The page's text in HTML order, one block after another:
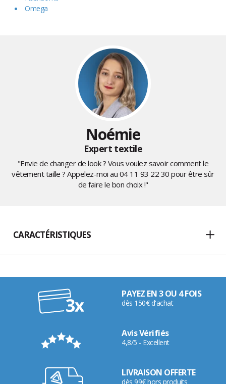
Omega
Noémie
Expert textile
"Envie de changer de look ? Vous voulez savoir comment le
vêtement taille ? Appelez-moi au 04 11 93 22 30 pour être sûr
de faire le bon choix !"
CARACTÉRISTIQUES
PAYEZ EN 3 OU 4 FOIS
dès 150€ d'achat
Avis Vérifiés
4,8/5 - Excellent
LIVRAISON OFFERTE
dès 99€ hors produits